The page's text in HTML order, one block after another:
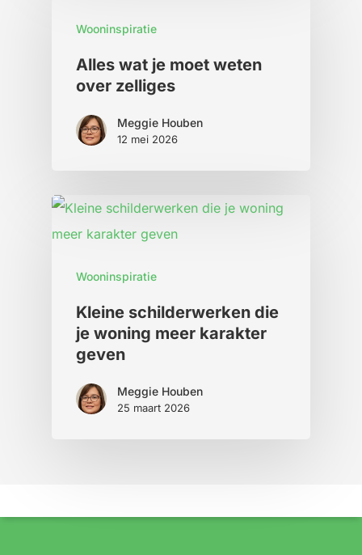
Wooninspiratie
Alles wat je moet weten
over zelliges
Meggie Houben
12 mei 2026
Wooninspiratie
Kleine schilderwerken die
je woning meer karakter
geven
Meggie Houben
25 maart 2026